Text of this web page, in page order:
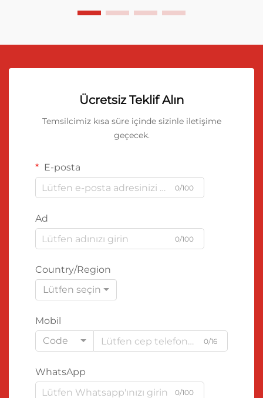
Ücretsiz Teklif Alın
Temsilcimiz kısa süre içinde sizinle iletişime
geçecek.
E-posta
0/100
Ad
0/100
Country/Region
Lütfen seçin
Mobil
Code
0/16
WhatsApp
0/100